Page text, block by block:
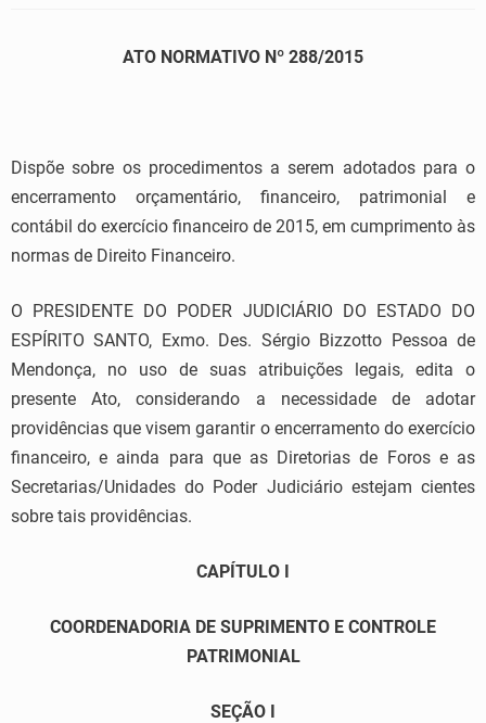
ATO NORMATIVO Nº 288/2015
Dispõe sobre os procedimentos a serem adotados para o
encerramento orçamentário, financeiro, patrimonial e
contábil do exercício financeiro de 2015, em cumprimento às
normas de Direito Financeiro.
O PRESIDENTE DO PODER JUDICIÁRIO DO ESTADO DO
ESPÍRITO SANTO, Exmo. Des. Sérgio Bizzotto Pessoa de
Mendonça, no uso de suas atribuições legais, edita o
presente Ato, considerando a necessidade de adotar
providências que visem garantir o encerramento do exercício
financeiro, e ainda para que as Diretorias de Foros e as
Secretarias/Unidades do Poder Judiciário estejam cientes
sobre tais providências.
CAPÍTULO I
COORDENADORIA DE SUPRIMENTO E CONTROLE
PATRIMONIAL
SEÇÃO I